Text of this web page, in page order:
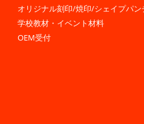
オリジナル刻印/焼印/シェイプパン
学校教材・イベント材料
OEM受付